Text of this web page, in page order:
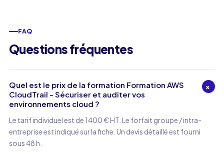
FAQ
Questions fréquentes
Quel est le prix de la formation Formation AWS
CloudTrail - Sécuriser et auditer vos
environnements cloud ?
+
Le tarif individuel est de 1400 € HT. Le forfait groupe / intra-
entreprise est indiqué sur la fiche. Un devis détaillé est fourni
sous 48 h.